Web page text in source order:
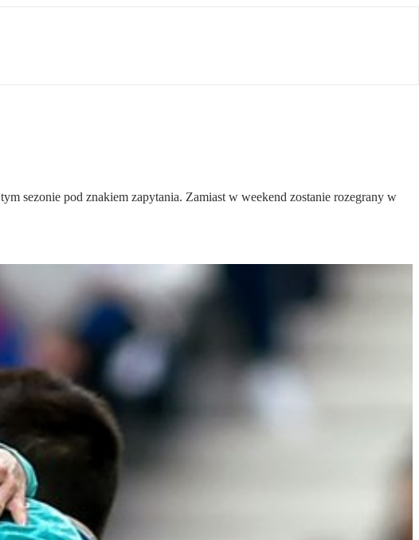
sezonie pod znakiem zapytania. Zamiast w weekend zostanie rozegrany w